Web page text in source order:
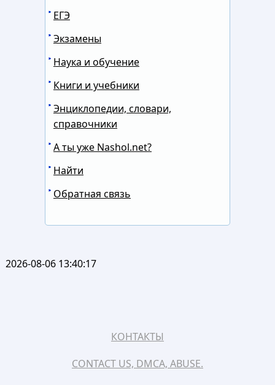
ЕГЭ
Экзамены
Наука и обучение
Книги и учебники
Энциклопедии, словари,
справочники
А ты уже Nashol.net?
Найти
Обратная связь
2026-08-06 13:40:17
КОНТАКТЫ
CONTACT US, DMCA, ABUSE.